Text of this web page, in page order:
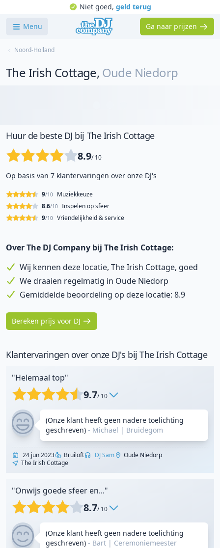
Niet goed, geld terug
Menu Ga naar prijzen
Noord-Holland
The Irish Cottage, Oude Niedorp
Huur de beste DJ bij The Irish Cottage
8.9/ 10
Op basis van 7 klantervaringen over onze DJ's
Muziekkeuze
9/10
Inspelen op sfeer
8.6/10
Vriendelijkheid & service
9/10
Over The DJ Company bij The Irish Cottage:
Wij kennen deze locatie, The Irish Cottage, goed
We draaien regelmatig in Oude Niedorp
Gemiddelde beoordeling op deze locatie: 8.9
Bereken prijs voor DJ
Klantervaringen over onze DJ's bij The Irish Cottage
"Helemaal top"
9.7/ 10
(Onze klant heeft geen nadere toelichting
geschreven) - Michael | Bruidegom
24 jun 2023 Bruiloft DJ Sam
Oude Niedorp
The Irish Cottage
"Onwijs goede sfeer en..."
8.7/ 10
(Onze klant heeft geen nadere toelichting
geschreven) - Bart | Ceremoniemeester